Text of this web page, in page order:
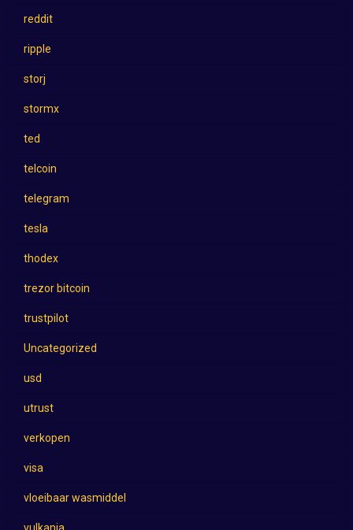
reddit
ripple
storj
stormx
ted
telcoin
telegram
tesla
thodex
trezor bitcoin
trustpilot
Uncategorized
usd
utrust
verkopen
visa
vloeibaar wasmiddel